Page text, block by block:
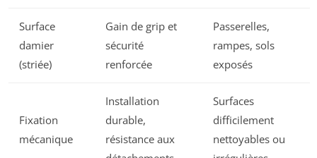
Surface
damier
(striée)
Gain de grip et
sécurité
renforcée
Passerelles,
rampes, sols
exposés
Fixation
mécanique
Installation
durable,
résistance aux
Surfaces
difficilement
nettoyables ou